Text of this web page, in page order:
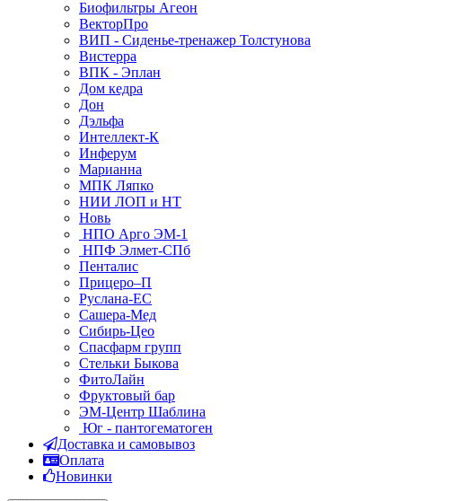
Биофильтры Агеон
ВекторПро
ВИП - Сиденье-тренажер Толстунова
Вистерра
ВПК - Эплан
Дом кедра
Дон
Дэльфа
Интеллект-К
Инферум
Марианна
МПК Ляпко
НИИ ЛОП и НТ
Новь
НПО Арго ЭМ-1
НПФ Элмет-СПб
Пенталис
Прицеро–П
Руслана-ЕС
Сашера-Мед
Сибирь-Цео
Спасфарм групп
Стельки Быкова
ФитоЛайн
Фруктовый бар
ЭМ-Центр Шаблина
Юг - пантогематоген
Доставка и самовывоз
Оплата
Новинки